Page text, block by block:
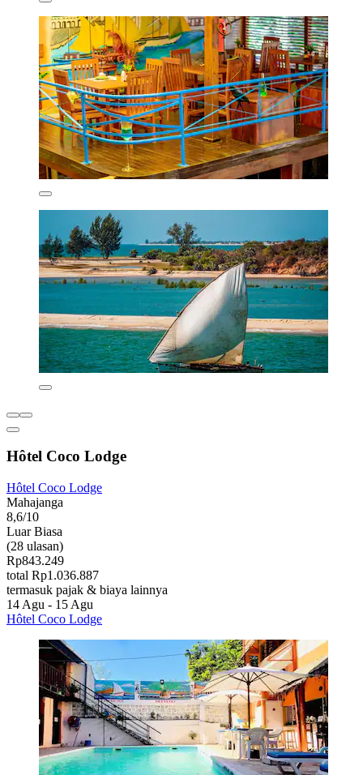
Hôtel Coco Lodge
Hôtel Coco Lodge
Mahajanga
8,6/10
Luar Biasa
(28 ulasan)
Rp843.249
total Rp1.036.887
termasuk pajak & biaya lainnya
14 Agu - 15 Agu
Hôtel Coco Lodge